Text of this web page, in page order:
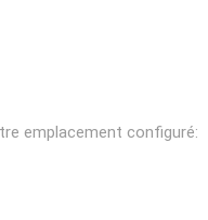
emplacement configuré: